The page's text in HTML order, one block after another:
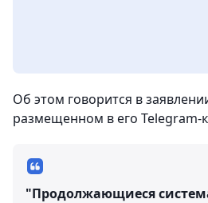
Об этом говорится в
размещенном в его Telegram-
"Продолжающиеся